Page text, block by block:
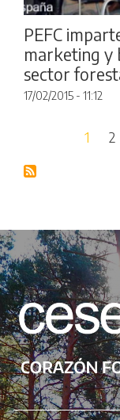
PEFC
marketing y
sector
17/02/2015 - 11:12
Paginación
1 2